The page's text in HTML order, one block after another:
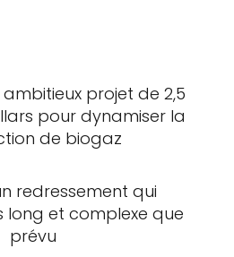
projet de 2,5
pour dynamiser la
de biogaz
redressement qui
long et complexe que
prévu